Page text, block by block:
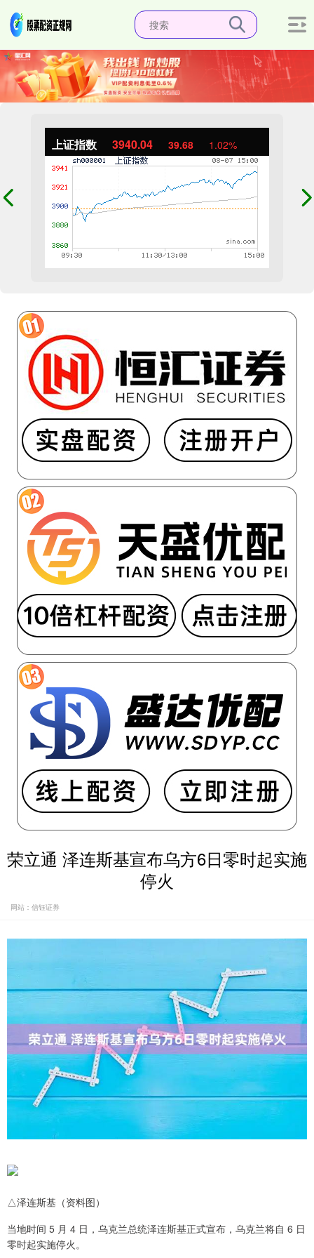
上证指数 3940.04 39.68 1.02%
荣立通 泽连斯基宣布乌方6日零时起实施
停火
网站：信钰证券
△泽连斯基（资料图）
当地时间 5 月 4 日，乌克兰总统泽连斯基正式宣布，乌克兰将自 6 日
零时起实施停火。